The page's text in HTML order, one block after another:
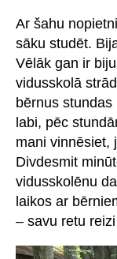
Ar šahu
sāku studēt.
Vēlāk gan ir
vidusskolā
bērnus
labi, pēc
mani vinnēsiet,
Divdesmit
vidusskolēnu
laikos ar
– savu retu